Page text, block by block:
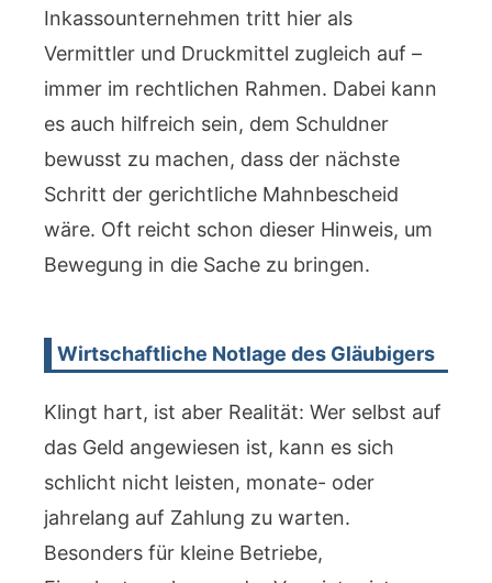
Inkassounternehmen tritt hier als
Vermittler und Druckmittel zugleich auf –
immer im rechtlichen Rahmen. Dabei kann
es auch hilfreich sein, dem Schuldner
bewusst zu machen, dass der nächste
Schritt der gerichtliche Mahnbescheid
wäre. Oft reicht schon dieser Hinweis, um
Bewegung in die Sache zu bringen.
Wirtschaftliche Notlage des Gläubigers
Klingt hart, ist aber Realität: Wer selbst auf
das Geld angewiesen ist, kann es sich
schlicht nicht leisten, monate- oder
jahrelang auf Zahlung zu warten.
Besonders für kleine Betriebe,